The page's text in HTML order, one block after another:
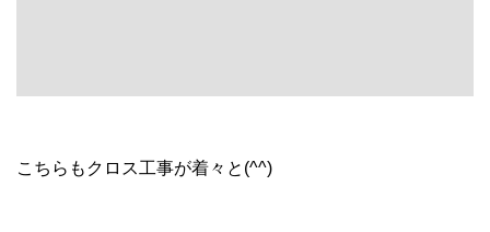
こちらもクロス工事が着々と(^^)